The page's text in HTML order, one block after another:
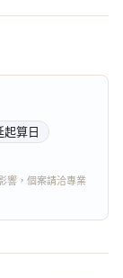
起算日
響，個案請洽專業